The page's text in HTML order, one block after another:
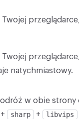
Twojej
Twojej
natychmiastowy.
w obie strony
sharp + libvips